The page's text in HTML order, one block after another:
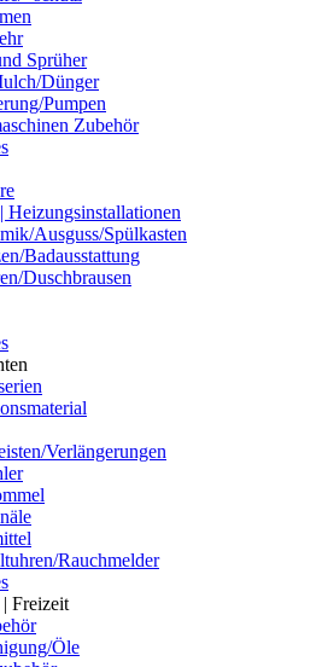
Sprüher
Dünger
Pumpen
Zubehör
Heizungsinstallationen
Ausguss/Spülkasten
Badausstattung
Duschbrausen
Verlängerungen
Rauchmelder
Freizeit
Öle